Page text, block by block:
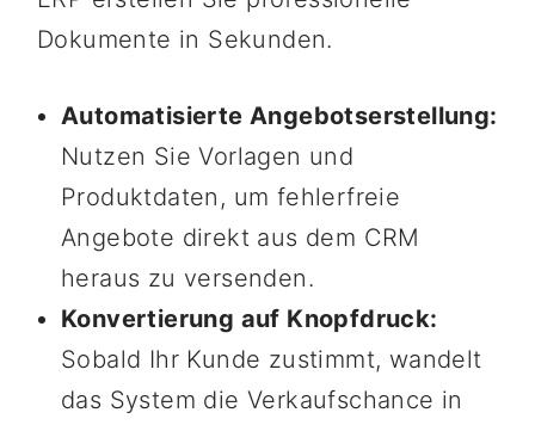
Dokumente in Sekunden.
Automatisierte Angebotserstellung:
Nutzen Sie Vorlagen und
Produktdaten, um fehlerfreie
Angebote direkt aus dem CRM
heraus zu versenden.
Konvertierung auf Knopfdruck:
Sobald Ihr Kunde zustimmt, wandelt
das System die Verkaufschance in